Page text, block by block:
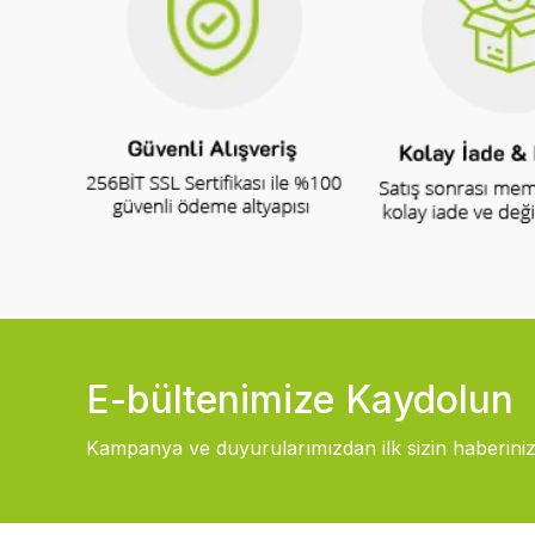
E-bültenimize Kaydolun
Kampanya ve duyurularımızdan ilk sizin